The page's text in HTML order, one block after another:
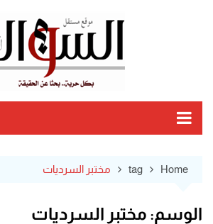
Home
tag مختبر السرديات
الوسم: مختبر السرديات